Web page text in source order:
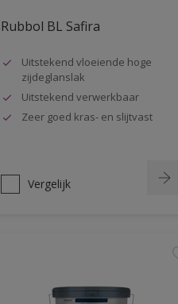
Rubbol BL Safira
Uitstekend vloeiende hoge
zijdeglanslak
Uitstekend verwerkbaar
Zeer goed kras- en slijtvast
Vergelijk